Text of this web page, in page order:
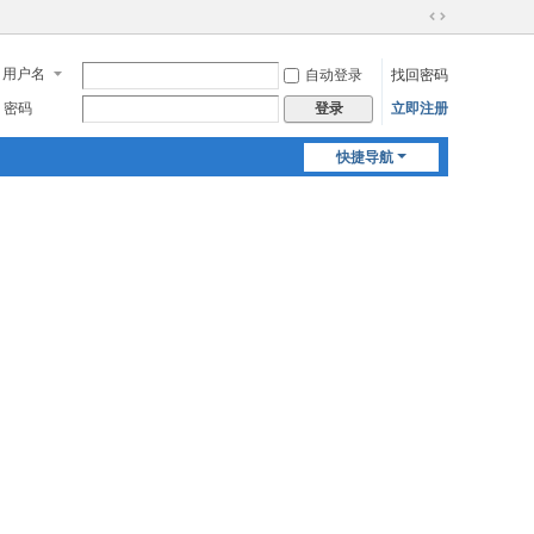
切
到
宽
用户名 自动登录
找回密码
密码
登录 立即注册
快捷导航